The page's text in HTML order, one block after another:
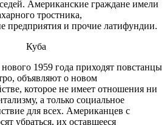
Американские граждане имели
тростника,
предприятия и прочие латифундии.
1959 года приходят повстанцы
объявляют о новом
которое не имеет отношения ни
а только социальное
для всех. Американцев с
убраться, их оставшееся